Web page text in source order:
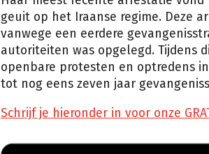
geuit op het Iraanse regime. Deze
vanwege een eerdere
autoriteiten was opgelegd. Tijdens
openbare protesten en optredens
tot nog eens zeven jaar
Schrijf je hieronder in voor onze